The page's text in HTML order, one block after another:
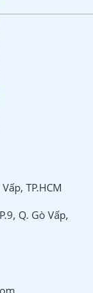
TP.HCM
Q. Gò Vấp,